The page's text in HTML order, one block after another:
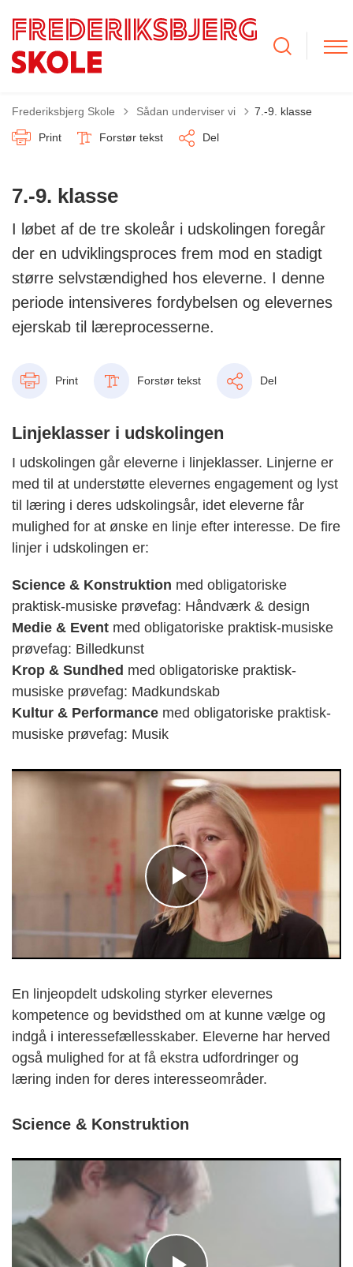
Frederiksbjerg Skole Tilbage til
Sådan underviser vi 7.-9. klasse
Print Forstør tekst Del
7.-9. klasse
I løbet af de tre skoleår i udskolingen foregår
der en udviklingsproces frem mod en stadigt
større selvstændighed hos eleverne. I denne
periode intensiveres fordybelsen og elevernes
ejerskab til læreprocesserne.
Print Forstør tekst Del
Linjeklasser i udskolingen
I udskolingen går eleverne i linjeklasser. Linjerne er
med til at understøtte elevernes engagement og lyst
til læring i deres udskolingsår, idet eleverne får
mulighed for at ønske en linje efter interesse. De fire
linjer i udskolingen er:
Science & Konstruktion med obligatoriske
praktisk-musiske prøvefag: Håndværk & design
Medie & Event med obligatoriske praktisk-musiske
prøvefag: Billedkunst
Krop & Sundhed med obligatoriske praktisk-
musiske prøvefag: Madkundskab
Kultur & Performance med obligatoriske praktisk-
musiske prøvefag: Musik
En linjeopdelt udskoling styrker elevernes
kompetence og bevidsthed om at kunne vælge og
indgå i interessefællesskaber. Eleverne har herved
også mulighed for at få ekstra udfordringer og
læring inden for deres interesseområder.
Science & Konstruktion